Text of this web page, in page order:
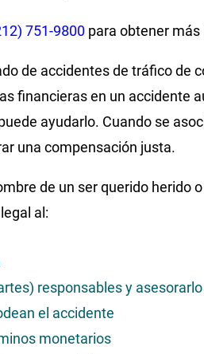
751-9800 para obtener
de accidentes de tráfico de
financieras en un accidente
ayudarlo. Cuando se
una compensación justa.
de un ser querido herido
al:
responsables y
el accidente
monetarios